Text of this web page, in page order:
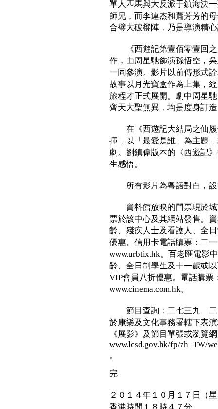
單人匹馬與大反派于鎮海決
師兄，而李連杰和蕭芳芳的
合璧大破櫈陣，乃是導演精
《西遊記第壹佰零壹回之
作，由周星馳飾演孫悟空，
一同參演。影片以前傳形式
故事以月光寶盒作為上集，
旅程才正式展開。劇中周星
齊天大聖無異，均是度身訂
在《西遊記大結局之仙履
揮，以「最愛是誰」為主題
劇。劉鎮偉版本的《西遊記
生感悟。
所有影片為粵語對白，設
資料館放映的門票現於城
票於該中心及其網站發售。
齡、殘疾人士及看護人、全
優惠。信用卡電話購票：二
www.urbtix.hk。百老匯電影
齡、全日制學生及十一歲或
VIP會員八折優惠。電話購
www.cinema.com.hk。
節目查詢：二七三九 二
於康樂及文化事務署轄下表
《展影》及節目單張或瀏覽
www.lcsd.gov.hk/fp/zh_TW/
。
完
２０１４年１０月１７日（
香港時間１８時４７分